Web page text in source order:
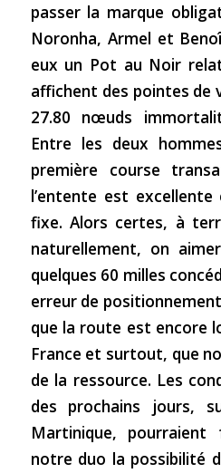
passer la marque
Noronha, Armel et
eux un Pot au Noir
affichent des pointes de
27.80 nœuds
Entre les deux
première course
l’entente est excellente
fixe. Alors certes, à
naturellement, on
quelques 60 milles
erreur de
que la route est encore
France et surtout, que
de la ressource. Les
des prochains jours,
Martinique,
notre duo la possibilité